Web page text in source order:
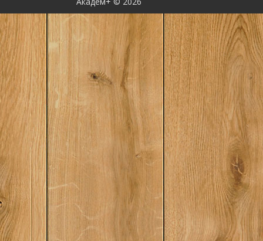
ведения дискуссий
их совсем по-
книгаДля всех, кто
вести любые
спора выходить
авторКарстен
известный
делового
тренер по
для всей
Ранее руководил
консалтинговых
протяжении
консультантом по
участии в
программах.
крупнейшими
Allianz, Deutsche
Pharma, BP, Axel-
Deutsche Telekom,
Gruner+Jahr, Haniel,
Microsystems и др.
посвященных
риторике, в том
словесной атаки",
риторики: Как не
выступления и
"Провокационные
выгодно подать
товар". Ключевые
публичные
манипуляции..